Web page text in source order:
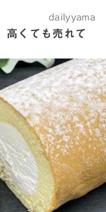
dailyyama
高くても売れて